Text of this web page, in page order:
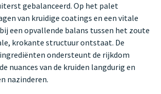
gebalanceerd. Op het palet
van kruidige coatings en een vitale
een opvallende balans tussen het zoute
krokante structuur ontstaat. De
ondersteunt de rijkdom
nuances van de kruiden langdurig en
nazinderen.